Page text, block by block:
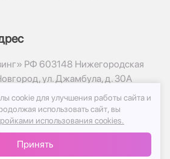
РФ 603148 Нижегородская
ул. Джамбула, д. 30А
24.ру
cookie для улучшения работы сайта и
использовать сайт, вы
использования cookies.
Принять